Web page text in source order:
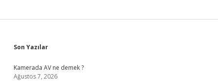
Sidebar
Son Yazılar
Kamerada AV ne demek ?
Ağustos 7, 2026